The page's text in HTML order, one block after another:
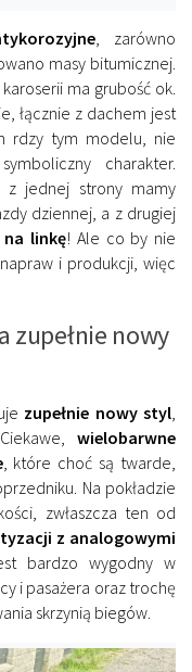
, zarówno
masy bitumicznej.
ma grubość ok.
łącznie z dachem jest
rdzy tym modelu, nie
charakter.
z jednej strony mamy
dziennej, a z drugiej
linkę! Ale co by nie
i produkcji, więc
zupełnie nowy
zupełnie nowy styl
Ciekawe,wielobarwne
, które choć są twarde,
Na pokładzie
zwłaszcza ten od
z analogowymi
bardzo wygodny w
i pasażera oraz trochę
skrzynią biegów.